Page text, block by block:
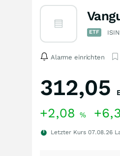
ETF
Alarme einrichten
312,05
+2,08 %
Letzter Kurs 07.08.26